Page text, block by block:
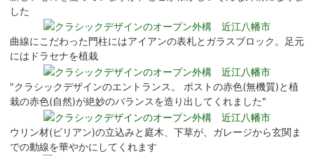
した
曲線にこだわった門柱にはアイアンの表札とガラスブロック。足元
にはドラセナを植栽
"クラシックデザインのエントランス。 ポストの赤色(無機質)と植
栽の赤色(自然)が絶妙のバランスを造り出してくれました"
ウリン材(ビリアン)の立込みと庭木、下草が、ガレージから玄関ま
での動線を華やかにしてくれます